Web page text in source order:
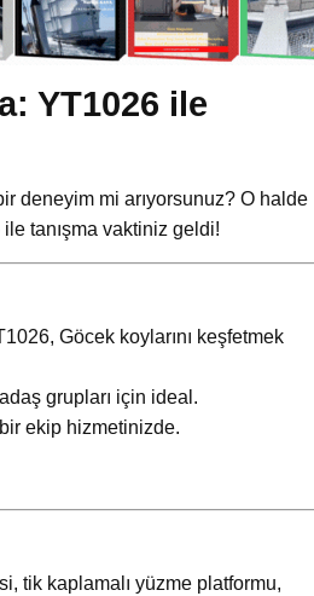
YT1026 ile
deneyim mi arıyorsunuz? O halde
ile tanışma vaktiniz geldi!
Göcek koylarını keşfetmek
grupları için ideal.
ekip hizmetinizde.
tik kaplamalı yüzme platformu,